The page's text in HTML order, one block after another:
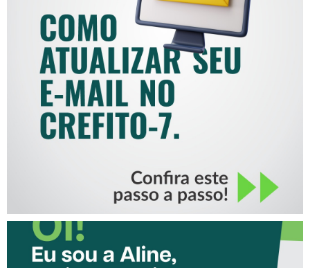
COMO ATUALIZAR SEU E-
MAIL NO CREFITO-7